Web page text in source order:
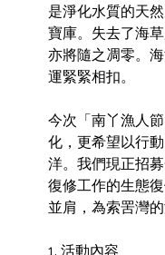
是淨化水質的天
寶庫。失去了海
亦將隨之凋零。
運緊緊相扣。
今次「南丫漁人
化，更希望以行
洋。我們現正招
復修工作的生態
並肩，為索罟灣
1. 活動內容